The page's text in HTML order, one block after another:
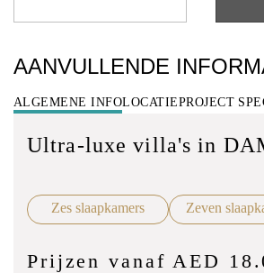
AANVULLENDE
ALGEMENE INFOLOCATIEPROJECT
Ultra-luxe villa's in
Zes slaapkamers Zeven
Prijzen vanaf AED